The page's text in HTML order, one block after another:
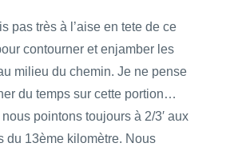
pas très à l’aise en tete de ce
contourner et enjamber les
milieu du chemin. Je ne pense
du temps sur cette portion…
pointons toujours à 2/3′ aux
du 13ème kilomètre. Nous